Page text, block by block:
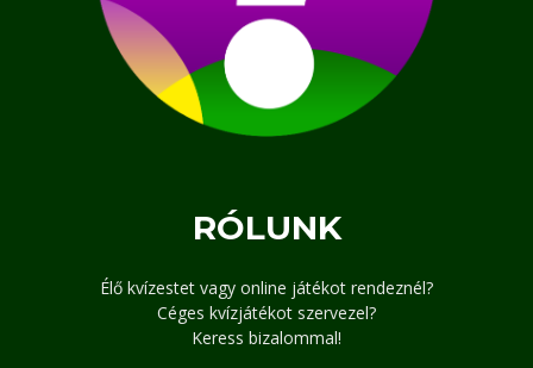
RÓLUNK
Élő kvízestet vagy online játékot rendeznél?
Céges kvízjátékot szervezel?
Keress bizalommal!